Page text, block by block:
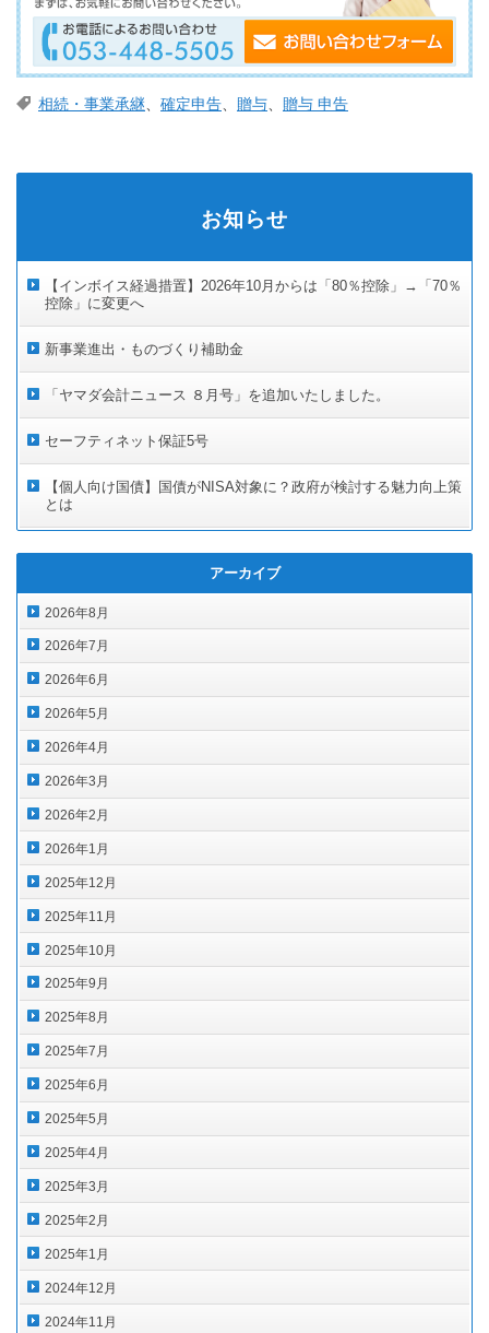
相続・事業承継、 確定申告、 贈与、 贈与 申告
お知らせ
【インボイス経過措置】2026年10月からは「80％控除」→「70％
控除」に変更へ
新事業進出・ものづくり補助金
「ヤマダ会計ニュース ８月号」を追加いたしました。
セーフティネット保証5号
【個人向け国債】国債がNISA対象に？政府が検討する魅力向上策
とは
アーカイブ
2026年8月
2026年7月
2026年6月
2026年5月
2026年4月
2026年3月
2026年2月
2026年1月
2025年12月
2025年11月
2025年10月
2025年9月
2025年8月
2025年7月
2025年6月
2025年5月
2025年4月
2025年3月
2025年2月
2025年1月
2024年12月
2024年11月